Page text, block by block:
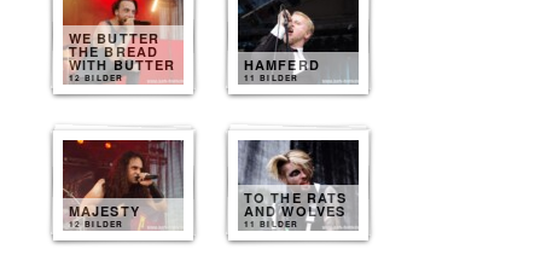
WE BUTTER
THE BREAD
WITH BUTTER
12 BILDER
HAMFERD
11 BILDER
MAJESTY
12 BILDER
TO THE RATS
AND WOLVES
11 BILDER